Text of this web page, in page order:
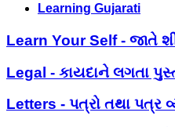
Learning Gujarati
Learn Your Self - જાતે
Legal - કાયદાને લગતા
Letters - પત્રો તથા પત્ર